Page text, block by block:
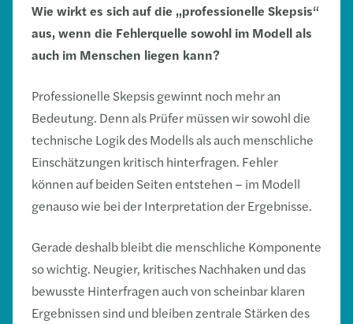
Wie wirkt es sich auf die „professionelle Skepsis“
aus, wenn die Fehlerquelle sowohl im Modell als
auch im Menschen liegen kann?
Professionelle Skepsis gewinnt noch mehr an
Bedeutung. Denn als Prüfer müssen wir sowohl die
technische Logik des Modells als auch menschliche
Einschätzungen kritisch hinterfragen. Fehler
können auf beiden Seiten entstehen – im Modell
genauso wie bei der Interpretation der Ergebnisse.
Gerade deshalb bleibt die menschliche Komponente
so wichtig. Neugier, kritisches Nachhaken und das
bewusste Hinterfragen auch von scheinbar klaren
Ergebnissen sind und bleiben zentrale Stärken des